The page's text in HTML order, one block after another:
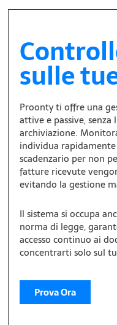
sulle
Proonty ti offre una
attive e passive,
archiviazione.
individua
scadenzario per non
fatture ricevute
evitando la gestione
Il sistema si occupa
norma di legge,
accesso continuo ai
concentrarti solo sul
Prova Ora